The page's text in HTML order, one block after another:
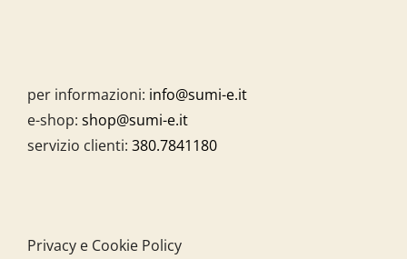
per informazioni: info@sumi-e.it
e-shop: shop@sumi-e.it
servizio clienti: 380.7841180
Privacy e Cookie Policy